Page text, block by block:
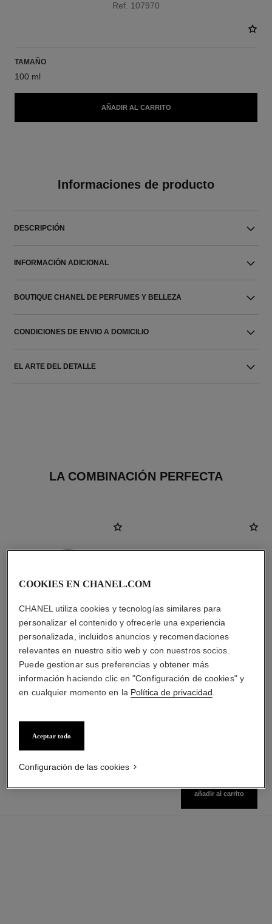
Ref. 107970
TAMAÑO
100 ml
AÑADIR AL CARRITO
Informaciones de producto
DESCRIPCIÓN
INFORMACIÓN ADICIONAL
BOUTIQUE CHANEL DE PERFUMES Y BELLEZA
CONDICIONES DE ENVIO A DOMICILIO
EL ARTE DEL DETALLE
LA COMBINACIÓN PERFECTA
bleu de chanel
All-over Spray
$166,058
Ver información
bleu de chanel
Eau de Parfum Vaporizador
añadir al carrito
COOKIES EN CHANEL.COM
CHANEL utiliza cookies y tecnologías similares para
personalizar el contenido y ofrecerle una experiencia
personalizada, incluidos anuncios y recomendaciones
relevantes en nuestro sitio web y con nuestros socios.
Puede gestionar sus preferencias y obtener más
información haciendo clic en "Configuración de cookies" y
en cualquier momento en la Política de privacidad
Aceptar todo
Configuración de las cookies